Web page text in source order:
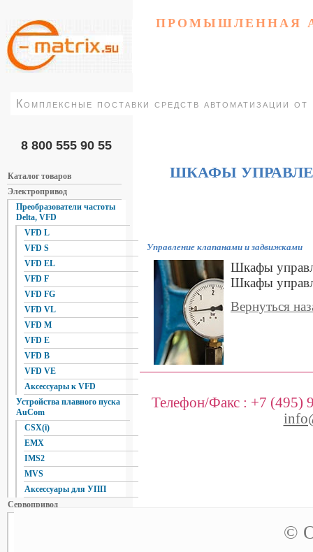
ПРОМЫШЛЕННАЯ
Комплексные поставки средств автоматизации
8 800 555 90 55
Каталог товаров
Электропривод
Преобразователи частоты
Delta, VFD
VFD L
VFD S
VFD EL
VFD F
VFD FG
VFD VL
VFD M
VFD E
VFD B
VFD VE
Аксессуары к VFD
Устройства плавного пуска
AuCom
CSX(i)
EMX
IMS2
MVS
Аксессуары для УПП
Сервопривод
ШКАФЫ
Управление клапанами и задвижками
Шкафы
Шкафы
Вернуться
Телефон/Факс : +7 (495)
©